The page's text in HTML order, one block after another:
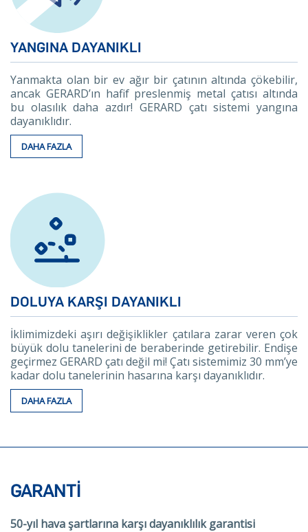
YANGINA DAYANIKLI
Yanmakta olan bir ev ağır bir çatının altında çökebilir,
ancak GERARD’ın hafif preslenmiş metal çatısı altında
bu olasılık daha azdır! GERARD çatı sistemi yangına
dayanıklıdır.
DAHA FAZLA
DOLUYA KARŞI DAYANIKLI
İklimimizdeki aşırı değişiklikler çatılara zarar veren çok
büyük dolu tanelerini de beraberinde getirebilir. Endişe
geçirmez GERARD çatı değil mi! Çatı sistemimiz 30 mm’ye
kadar dolu tanelerinin hasarına karşı dayanıklıdır.
DAHA FAZLA
GARANTI
50-yıl hava şartlarına karşı dayanıklılık garantisi